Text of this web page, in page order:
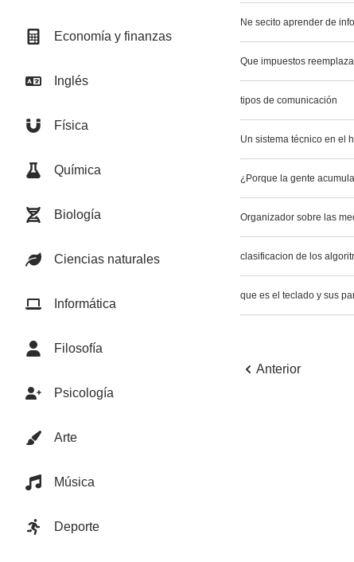
Economía y finanzas
Inglés
Física
Química
Biología
Ciencias naturales
Informática
Filosofía
Psicología
Arte
Música
Deporte
Ne secito aprender de
Que impuestos
tipos de comunicación
Un sistema técnico en el
¿Porque la gente
Organizador sobre las
clasificacion de los
que es el teclado y sus
Anterior